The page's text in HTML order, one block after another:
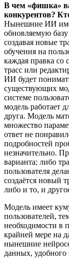
В чем «фишка»
конкурентов?
Нынешние ИИ
обновляемую
создавая новые
обучения на
каждая правка со
трасс или
ИИ будет
существующих
системе
модель работает
друга. Модель
множество
ответ не
подробностей
незначительно.
варианта: либо
пользователя
создаётся новый
либо и то, и
Модель имеет
пользователей,
необходимости в
крайней мере на
нынешние
данных, удобного